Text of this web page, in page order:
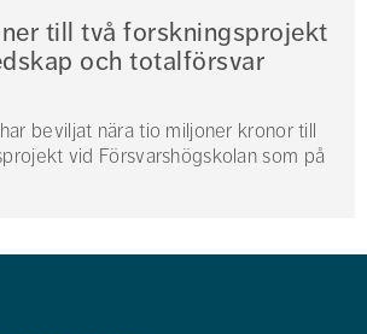
till två forskningsprojekt
och totalförsvar
beviljat nära tio miljoner kronor till
vid Försvarshögskolan som på